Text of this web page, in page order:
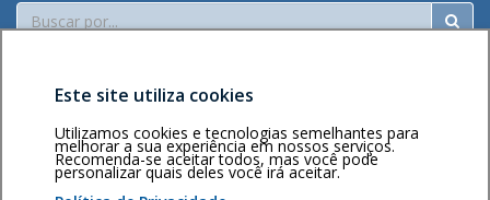
Buscar
Área restritaPolítica de
privacidadePersonalização
Este site utiliza cookies
Utilizamos cookies e tecnologias semelhantes para
melhorar a sua experiência em nossos serviços.
Recomenda-se aceitar todos, mas você pode
personalizar quais deles você irá aceitar.